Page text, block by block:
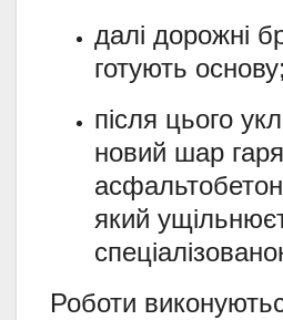
далі дорожні
готують основу;
після цього
новий шар
який
Роботи